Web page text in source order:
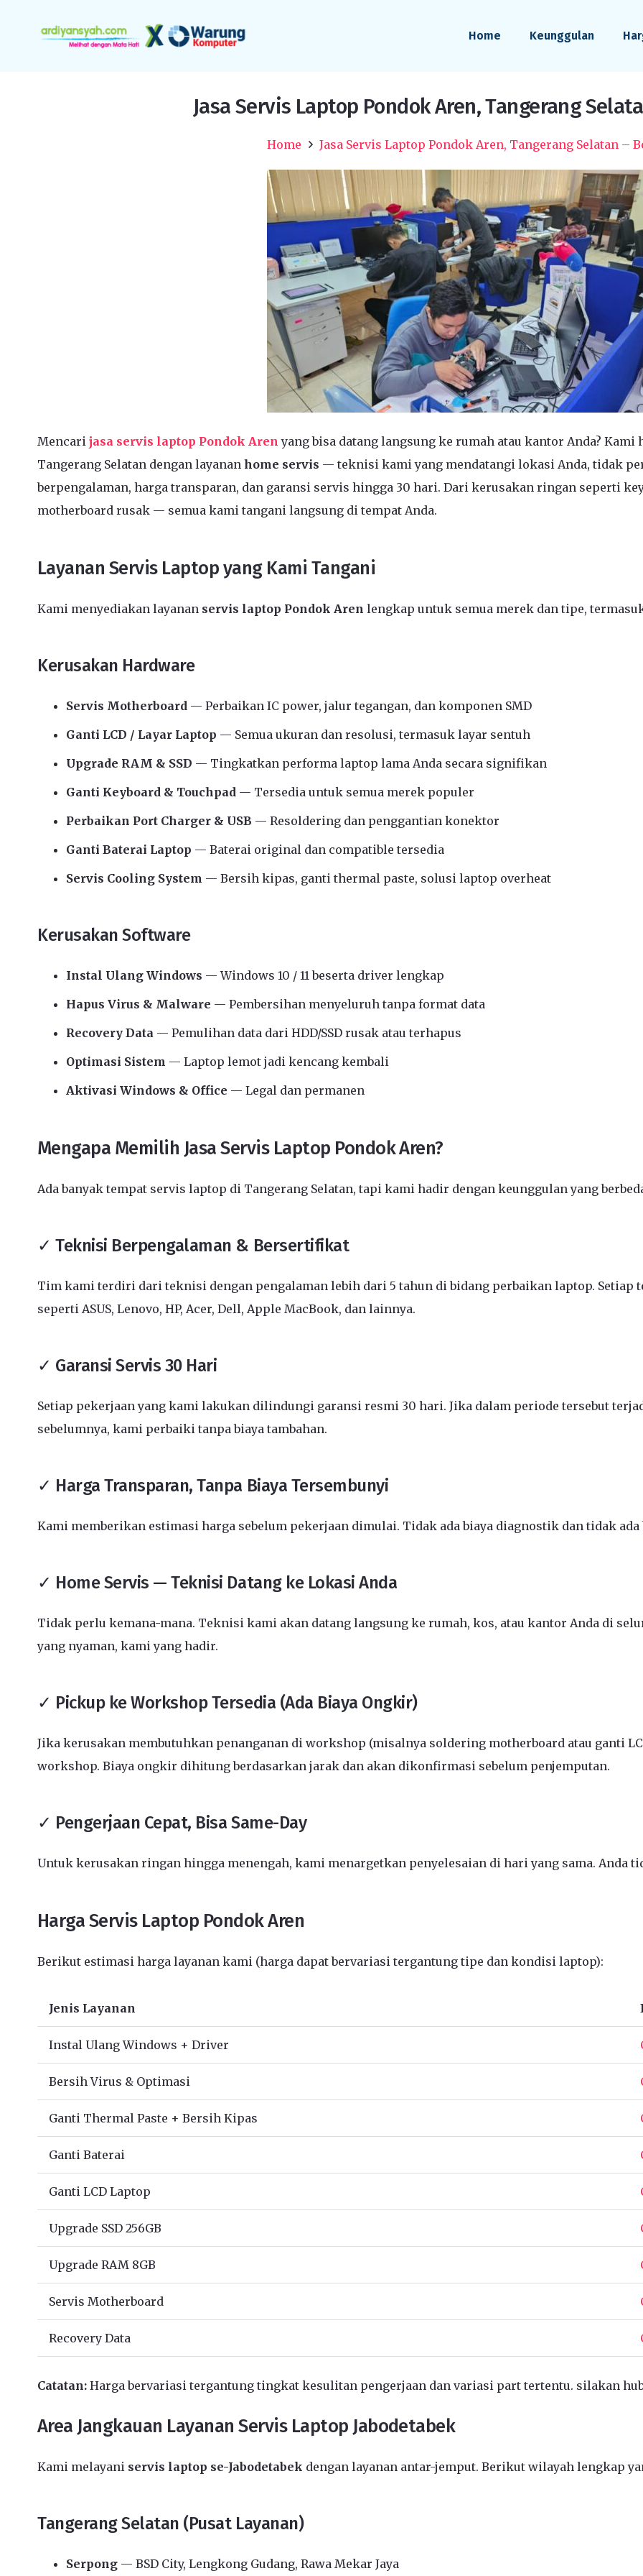
Home Keunggulan
Jasa Servis Laptop Pondok Aren, Tangerang
Home Jasa Servis Laptop Pondok Aren, Tangerang Selatan –
Mencari jasa servis laptop Pondok Arenyang bisa datang langsung ke rumah atau kantor Anda?
Tangerang Selatan dengan layanan home servis — teknisi kami yang mendatangi lokasi Anda, tidak
berpengalaman, harga transparan, dan garansi servis hingga 30 hari. Dari kerusakan ringan seperti
motherboard rusak — semua kami tangani langsung di tempat Anda.
Layanan Servis Laptop yang Kami Tangani
Kami menyediakan layanan servis laptop Pondok Aren lengkap untuk semua merek dan tipe,
Kerusakan Hardware
Servis Motherboard — Perbaikan IC power, jalur tegangan, dan komponen SMD
Ganti LCD / Layar Laptop — Semua ukuran dan resolusi, termasuk layar sentuh
Upgrade RAM & SSD — Tingkatkan performa laptop lama Anda secara signifikan
Ganti Keyboard & Touchpad — Tersedia untuk semua merek populer
Perbaikan Port Charger & USB — Resoldering dan penggantian konektor
Ganti Baterai Laptop — Baterai original dan compatible tersedia
Servis Cooling System — Bersih kipas, ganti thermal paste, solusi laptop overheat
Kerusakan Software
Instal Ulang Windows — Windows 10 / 11 beserta driver lengkap
Hapus Virus & Malware — Pembersihan menyeluruh tanpa format data
Recovery Data — Pemulihan data dari HDD/SSD rusak atau terhapus
Optimasi Sistem — Laptop lemot jadi kencang kembali
Aktivasi Windows & Office — Legal dan permanen
Mengapa Memilih Jasa Servis Laptop Pondok Aren?
Ada banyak tempat servis laptop di Tangerang Selatan, tapi kami hadir dengan keunggulan yang
✓ Teknisi Berpengalaman & Bersertifikat
Tim kami terdiri dari teknisi dengan pengalaman lebih dari 5 tahun di bidang perbaikan laptop.
seperti ASUS, Lenovo, HP, Acer, Dell, Apple MacBook, dan lainnya.
✓ Garansi Servis 30 Hari
Setiap pekerjaan yang kami lakukan dilindungi garansi resmi 30 hari. Jika dalam periode tersebut
sebelumnya, kami perbaiki tanpa biaya tambahan.
✓ Harga Transparan, Tanpa Biaya Tersembunyi
Kami memberikan estimasi harga sebelum pekerjaan dimulai. Tidak ada biaya diagnostik dan tidak
✓ Home Servis — Teknisi Datang ke Lokasi Anda
Tidak perlu kemana-mana. Teknisi kami akan datang langsung ke rumah, kos, atau kantor Anda di
yang nyaman, kami yang hadir.
✓ Pickup ke Workshop Tersedia (Ada Biaya Ongkir)
Jika kerusakan membutuhkan penanganan di workshop (misalnya soldering motherboard atau ganti
workshop. Biaya ongkir dihitung berdasarkan jarak dan akan dikonfirmasi sebelum penjemputan.
✓ Pengerjaan Cepat, Bisa Same-Day
Untuk kerusakan ringan hingga menengah, kami menargetkan penyelesaian di hari yang sama. Anda
Harga Servis Laptop Pondok Aren
Berikut estimasi harga layanan kami (harga dapat bervariasi tergantung tipe dan kondisi laptop):
Jenis Layanan
Instal Ulang Windows + Driver
Bersih Virus & Optimasi
Ganti Thermal Paste + Bersih Kipas
Ganti Baterai
Ganti LCD Laptop
Upgrade SSD 256GB
Upgrade RAM 8GB
Servis Motherboard
Recovery Data
Catatan: Harga bervariasi tergantung tingkat kesulitan pengerjaan dan variasi part tertentu. silakan
Area Jangkauan Layanan Servis Laptop Jabodetabek
Kami melayani servis laptop se-Jabodetabek dengan layanan antar-jemput. Berikut wilayah lengkap
Tangerang Selatan (Pusat Layanan)
Serpong — BSD City, Lengkong Gudang, Rawa Mekar Jaya